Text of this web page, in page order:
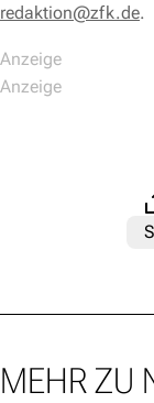
redaktion@zfk.de.
MEHR ZU